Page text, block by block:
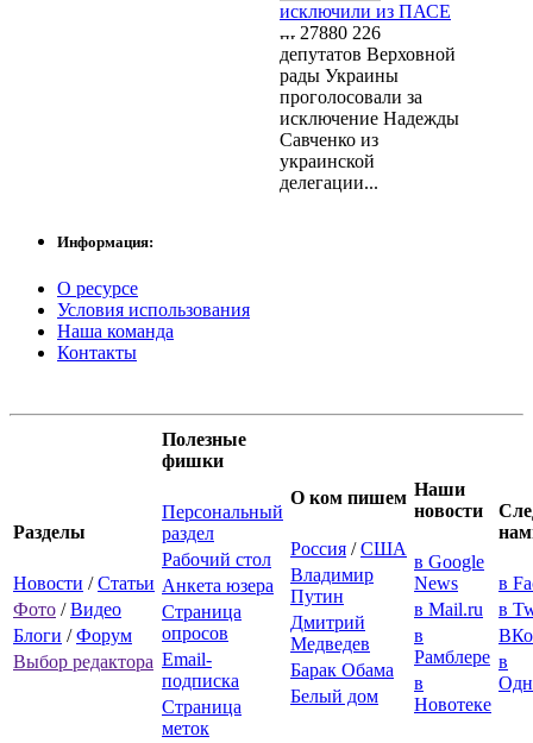
исключили из ПАСЕ
27880 226
депутатов Верховной
рады Украины
проголосовали за
исключение Надежды
Савченко из
украинской
делегации...
Информация:
О ресурсе
Условия использования
Наша команда
Контакты
Разделы
Новости /Статьи
Фото /Видео
Блоги /Форум
Выбор редактора
Полезные
фишки
Персональный
раздел
Рабочий стол
Анкета юзера
Страница
опросов
Email-
подписка
Страница
меток
О ком пишем
Россия /США
Владимир
Путин
Дмитрий
Медведев
Барак Обама
Белый дом
Наши
новости
в Google
News
в Mail.ru
в
Рамблере
в
Новотеке
в
в
в